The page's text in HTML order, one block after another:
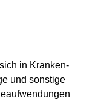
in Kranken-
und sonstige